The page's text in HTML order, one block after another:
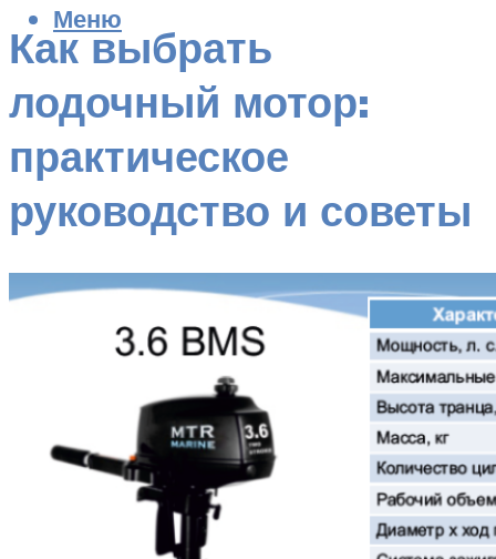
Меню
Как выбрать
лодочный мотор:
практическое
руководство и советы